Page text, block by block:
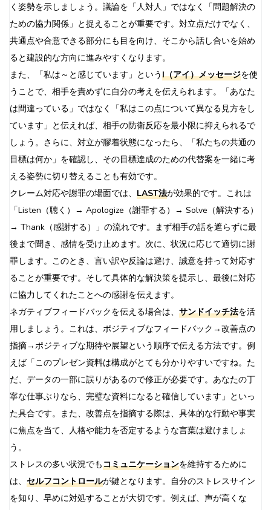
く姿勢を示しましょう。議論を「人対人」ではなく「問題解決の
ための協力関係」と捉えることが重要です。対立点だけでなく、
共通点や合意できる部分にも目を向け、そこから話し合いを始め
ると建設的な方向に進みやすくなります。
また、「私は～と感じています」というI（アイ）メッセージを使
うことで、相手を責めずに自分の考えを伝えられます。「あなた
は間違っている」ではなく「私はこの点について異なる見方をし
ています」と伝えれば、相手の防衛反応を最小限に抑えられるで
しょう。さらに、対立が膠着状態になったら、「私たちの共通の
目標は何か」を確認し、その目標達成のための代替案を一緒に考
える姿勢に切り替えることも有効です。
クレーム対応や謝罪の場面では、 LAST法が効果的です。これは
「Listen（聴く）→ Apologize（謝罪する）→ Solve（解決する）
→ Thank（感謝する）」の流れです。まず相手の話を遮らずに最
後まで聞き、感情を受け止めます。次に、状況に応じて適切に謝
罪します。このとき、言い訳や反論は避け、誠意を持って対応す
ることが重要です。そして具体的な解決策を提示し、最後に対応
に協力してくれたことへの感謝を伝えます。
ネガティブフィードバックを伝える場合は、 サンドイッチ法を活
用しましょう。これは、ポジティブなフィードバック→改善点の
指摘→ポジティブな期待や展望という順序で伝える方法です。例
えば「このプレゼン資料は構成がとても分かりやすいですね。た
だ、データの一部に誤りがあるので修正が必要です。あなたの丁
寧な仕事ぶりなら、完璧な資料になると確信しています」といっ
た具合です。また、改善点を指摘する際は、具体的な行動や事実
に焦点を当て、人格や能力を否定するような言葉は避けましょ
う。
ストレスの多い状況でもコミュニケーションを維持するために
は、 セルフコントロールが鍵となります。自分のストレスサイン
を知り、早めに対処することが大切です。例えば、声が高くな